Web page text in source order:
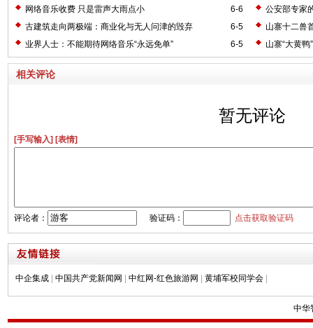
6-6
网络音乐收费 只是雷声大雨点小
公安部专家
6-5
古建筑走向两极端：商业化与无人问津的毁弃
山寨十二兽
6-5
业界人士：不能期待网络音乐“永远免单” 山寨“大黄
相关评论
暂无评论
[手写输入] [表情]
评论者： 验证码： 点击获取验证码
中企集成 中国共产党新闻网 中红网-红色旅游网 黄埔军校同学会
中华